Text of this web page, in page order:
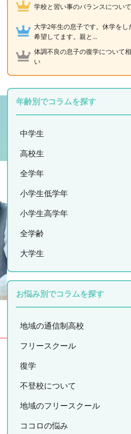
学校と習い事のバランスについて
大学2年生の息子です。休学をし
希望してます。親と...
体調不良の息子の復学について
い
年齢別でコラムを探す
中学生
高校生
全学年
小学生低学年
小学生高学年
全学齢
大学生
お悩み別でコラムを探す
地域の通信制高校
フリースクール
復学
不登校について
地域のフリースクール
ココロの悩み